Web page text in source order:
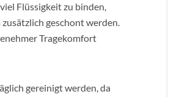
Flüssigkeit zu binden,
geschont werden.
Tragekomfort
gereinigt werden, da